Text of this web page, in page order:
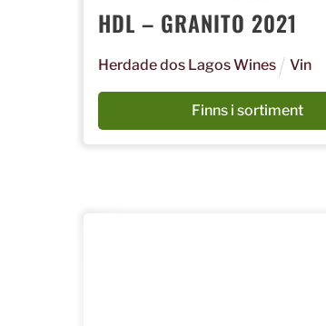
HDL – GRANITO 2021
Herdade dos Lagos Wines Vin
Finns i sortiment